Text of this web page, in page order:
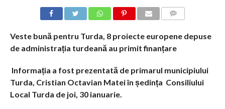
Veste bună pentru Turda, 8 proiecte europene depuse
de administrația turdeană au primit finanțare
Informația a fost prezentată de primarul municipiului
Turda, Cristian Octavian Matei în ședința Consiliului
Local Turda de joi, 30 ianuarie.